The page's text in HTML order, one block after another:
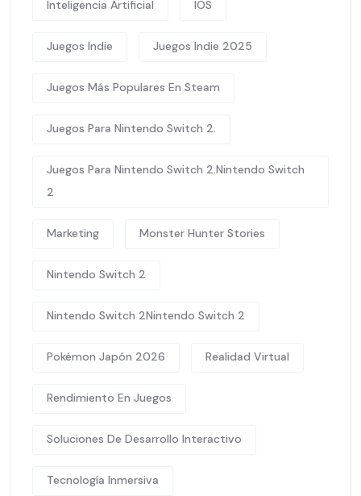
Inteligencia Artificial IOS
Juegos Indie Juegos Indie 2025
Juegos Más Populares En Steam
Juegos Para Nintendo Switch 2.
Juegos Para Nintendo Switch 2.Nintendo Switch
2
Marketing Monster Hunter Stories
Nintendo Switch 2
Nintendo Switch 2Nintendo Switch 2
Pokémon Japón 2026 Realidad Virtual
Rendimiento En Juegos
Soluciones De Desarrollo Interactivo
Tecnología Inmersiva